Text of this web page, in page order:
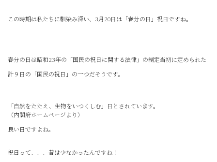
この時期は私たちに馴染み深い、3月20日は「春分の日」祝日ですね。
春分の日は昭和23年の「国民の祝日に関する法律」の制定当初に定められた
計９日の「国民の祝日」の一つだそうです。
「自然をたたえ、生物をいつくしむ」日とされています。
（内閣府ホームページより）
良い日ですよね。
祝日って、、、昔は少なかったんですね！